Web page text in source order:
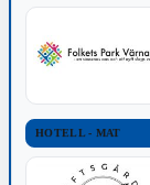
HOTELL - MAT